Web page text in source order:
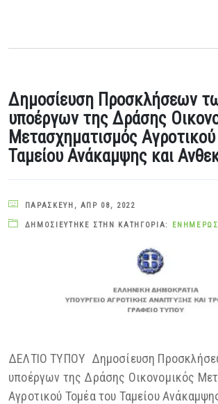
Δημοσίευση Προσκλήσεων
υποέργων της Δράσης
Μετασχηματισμός
Ταμείου Ανάκαμψης και
ΠΑΡΑΣΚΕΥΉ, ΑΠΡ 08, 2022
ΔΗΜΟΣΙΕΎΤΗΚΕ ΣΤΗΝ ΚΑΤΗΓΟΡΊΑ:
ΔΕΛΤΙΟ ΤΥΠΟΥ Δημοσίευση
υποέργων της Δράσης Οικονομικός
Αγροτικού Τομέα του Ταμείου